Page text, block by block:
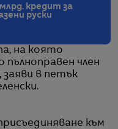
кредит за
руски
на която
член
в петък
към